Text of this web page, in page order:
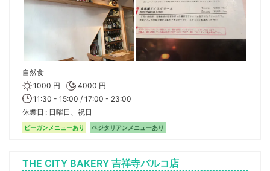
自然食
1000 円
4000 円
11:30 - 15:00 / 17:00 - 23:00
休業日
日曜日、祝日
ビーガンメニューあり ベジタリアンメニューあり
THE CITY BAKERY 吉祥寺パルコ店